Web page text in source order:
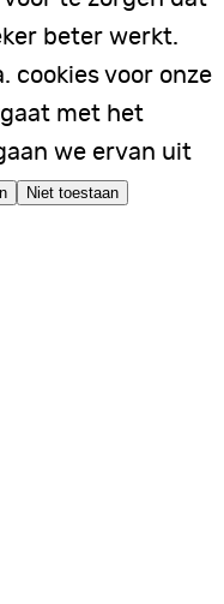
beter werkt.
cookies voor onze
met het
we ervan uit
Niet toestaan